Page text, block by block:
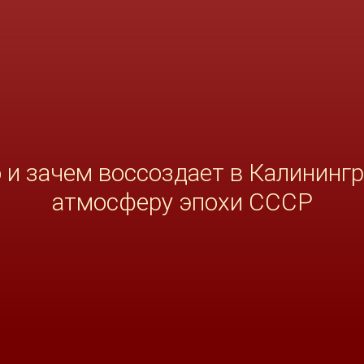
и зачем воссоздает в
атмосферу эпохи СССР